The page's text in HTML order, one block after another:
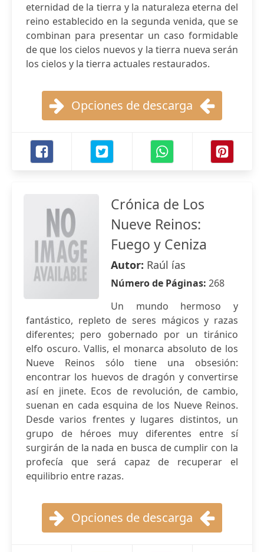
eternidad de la tierra y la naturaleza eterna del
reino establecido en la segunda venida, que se
combinan para presentar un caso formidable
de que los cielos nuevos y la tierra nueva serán
los cielos y la tierra actuales restaurados.
Opciones de descarga
Crónica de Los
Nueve Reinos:
Fuego y Ceniza
Autor: Raúl ías
Número de Páginas: 268
Un mundo hermoso y
fantástico, repleto de seres mágicos y razas
diferentes; pero gobernado por un tiránico
elfo oscuro. Vallis, el monarca absoluto de los
Nueve Reinos sólo tiene una obsesión:
encontrar los huevos de dragón y convertirse
así en jinete. Ecos de revolución, de cambio,
suenan en cada esquina de los Nueve Reinos.
Desde varios frentes y lugares distintos, un
grupo de héroes muy diferentes entre sí
surgirán de la nada en busca de cumplir con la
profecía que será capaz de recuperar el
equilibrio entre razas.
Opciones de descarga